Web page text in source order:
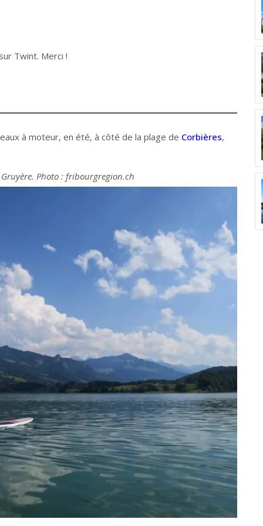
Twint. Merci !
à moteur, en été, à côté de la plage de Corbières,
Photo : fribourgregion.ch